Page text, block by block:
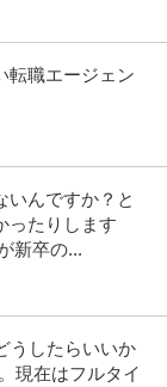
転職エージェン
いんですか？と
ったりします
新卒の...
うしたらいいか
現在はフルタイ